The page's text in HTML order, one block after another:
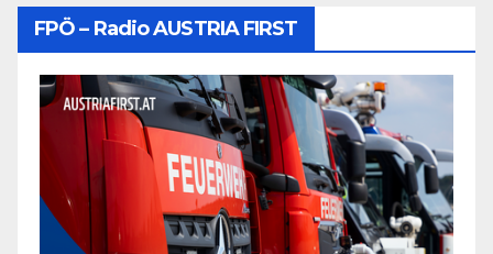
FPÖ – Radio AUSTRIA FIRST